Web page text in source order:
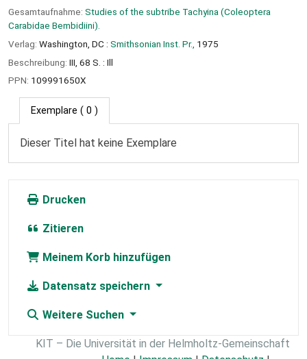
Gesamtaufnahme: Studies of the subtribe Tachyina (Coleoptera
Carabidae Bembidiini).
Verlag: Washington, DC : Smithsonian Inst. Pr., 1975
Beschreibung: III, 68 S. : Ill
PPN: 109991650X
Exemplare ( 0 )
Dieser Titel hat keine Exemplare
Drucken
Zitieren
Meinem Korb hinzufügen
Datensatz speichern
Weitere Suchen
KIT – Die Universität in der Helmholtz-Gemeinschaft